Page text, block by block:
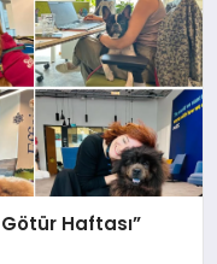
Haftası”